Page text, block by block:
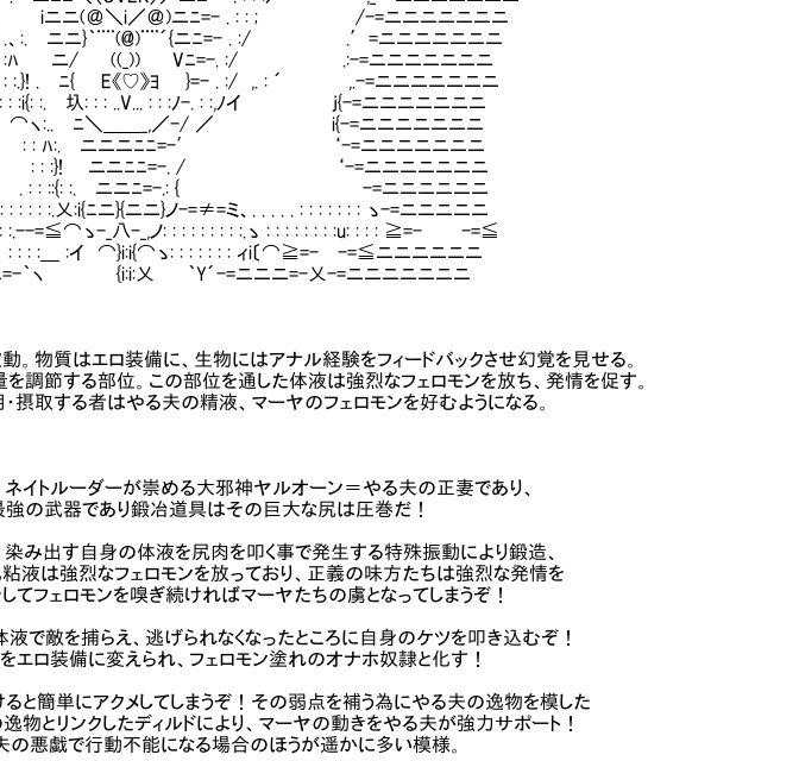
ニ(＠＼i／＠)ニﾆ=- . : : ; /-=ニニニニニニニ
ニ}｀¨¨(@)¨¨´{ニﾆ=- . :/ .′=ニニニニニニニ
Ⅷニ/ ((_)) Vﾆ=-. :/ .:-=ニニニニニニニ
.Ⅷﾆ{ E《♡》ﾖ }=- . :/ ,. : ´ ,.-=ニニニニニニニ
圦: : : ..V... : : :ﾉ-. : :,ﾉイ j{-=ニニニニニニニ
ﾆ＼＿＿_,／-/ ／ i{-=ニニニニニニニ
:.Ⅵニニニﾆﾆ=-′ ‘-=ニニニニニニニ
: :}! Ⅵニニﾆﾆ=-. / ‘-=ニニニニニニニ
. . : : ::{: :.Ⅶニニﾆ=-.: { -=ニニニニニニ
:.乂:i{ﾆニ}{ニニ}ノ-=≠=ミ、. . . . . : : : : : : : ゝ-=ニニニニニ
ゝ-_八-_,ノ: : : : : : : : :.ゝ : : : : : : : :u: : : : ≧=- -=≦
:イ ⌒}i:i{⌒ゝ: : : : : : : ィi〔⌒≧=- -=≦ニニニニニニ
｀ヽ {i:i:乂 ｀Y´-=ニニニ=-乂-=ニニニニニニニ
。物質はエロ装備に、生物にはアナル経験をフィードバックさせ幻覚を見せる。
を調節する部位。この部位を通した体液は強烈なフェロモンを放ち、発情を促す。
摂取する者はやる夫の精液、マーヤのフェロモンを好むようになる。
イトルーダーが崇める大邪神ヤルオーン＝やる夫の正妻であり、
の武器であり鍛冶道具はその巨大な尻は圧巻だ！
み出す自身の体液を尻肉を叩く事で発生する特殊振動により鍛造、
液は強烈なフェロモンを放っており、正義の味方たちは強烈な発情を
フェロモンを嗅ぎ続ければマーヤたちの虜となってしまうぞ！
で敵を捕らえ、逃げられなくなったところに自身のケツを叩き込むぞ！
エロ装備に変えられ、フェロモン塗れのオナホ奴隷と化す！
簡単にアクメしてしまうぞ！その弱点を補う為にやる夫の逸物を模した
物とリンクしたディルドにより、マーヤの動きをやる夫が強力サポート！
の悪戯で行動不能になる場合のほうが遥かに多い模様。